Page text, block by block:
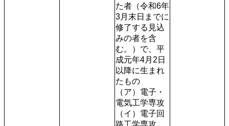
た者（令和6年
3月末日までに
修了する見込
みの者を含
む。）で、平
成元年4月2日
以降に生まれ
たもの
（ア）電子・
電気工学専攻
（イ）電子回
路工学専攻